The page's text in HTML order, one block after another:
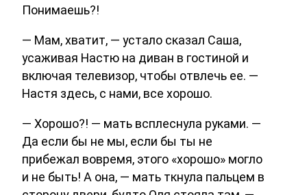
Понимаешь?!
— Мам, хватит, — устало сказал Саша,
усаживая Настю на диван в гостиной и
включая телевизор, чтобы отвлечь ее. —
Настя здесь, с нами, все хорошо.
— Хорошо?! — мать всплеснула руками. —
Да если бы не мы, если бы ты не
прибежал вовремя, этого «хорошо» могло
и не быть! А она, — мать ткнула пальцем в